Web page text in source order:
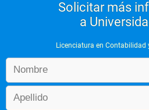
• Fundamentos de marketing
• Cultura organizacional
QUINTO PERÍODO
• Laboratorio de Contabilidad
• Administración del Capital
• Presupuesto
Solicitar más
a
Licenciatura en Contabilidad